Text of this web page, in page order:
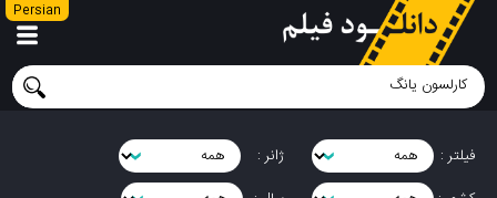
Persian
فیلتر :
ژانر :